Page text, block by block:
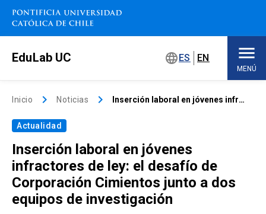
Saltar
contenido
EduLab UC languageES EN
MENÚ
Inicio
Sobre EduLab
Soluciones educativas
Concursos
Inicio keyboard_arrow_right Noticias keyboard_arrow_right Inserción laboral en jóvenes infractores de ley: el desafío de Corporación Cimientos junto a dos equipos de investigación
Actualidad
Inserción laboral en jóvenes
infractores de ley: el desafío de
Corporación Cimientos junto a dos
equipos de investigación